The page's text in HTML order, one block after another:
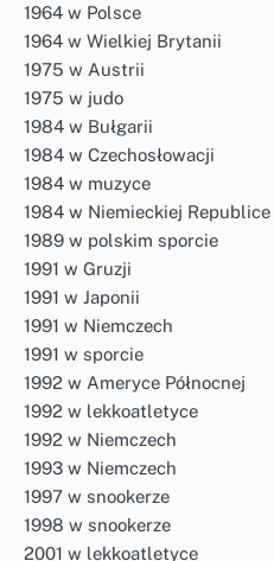
1964 w Polsce
1964 w Wielkiej Brytanii
1975 w Austrii
1975 w judo
1984 w Bułgarii
1984 w Czechosłowacji
1984 w muzyce
1984 w Niemieckiej
1989 w polskim sporcie
1991 w Gruzji
1991 w Japonii
1991 w Niemczech
1991 w sporcie
1992 w Ameryce Północnej
1992 w lekkoatletyce
1992 w Niemczech
1993 w Niemczech
1997 w snookerze
1998 w snookerze
2001 w lekkoatletyce